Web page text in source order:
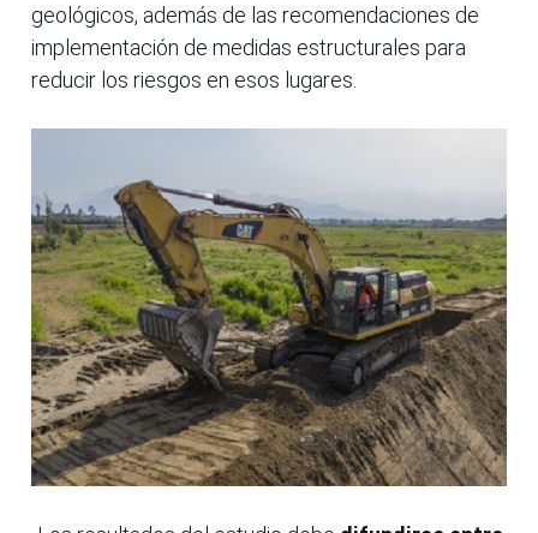
geológicos, además de las recomendaciones de
implementación de medidas estructurales para
reducir los riesgos en esos lugares.